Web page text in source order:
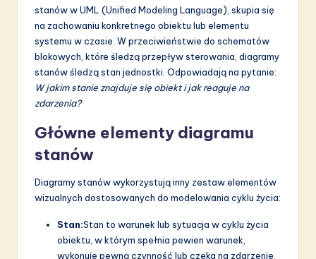
stanów w UML (Unified Modeling Language), skupia się
na zachowaniu konkretnego obiektu lub elementu
systemu w czasie. W przeciwieństwie do schematów
blokowych, które śledzą przepływ sterowania, diagramy
stanów śledzą stan jednostki. Odpowiadają na pytanie:
W jakim stanie znajduje się obiekt i jak reaguje na
zdarzenia?
Główne elementy diagramu
stanów
Diagramy stanów wykorzystują inny zestaw elementów
wizualnych dostosowanych do modelowania cyklu życia:
Stan:Stan to warunek lub sytuacja w cyklu życia
obiektu, w którym spełnia pewien warunek,
wykonuje pewną czynność lub czeka na zdarzenie.